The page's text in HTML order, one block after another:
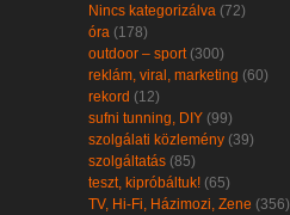
Nincs kategorizálva (72)
óra (178)
outdoor – sport(300)
reklám, viral, marketing (60)
rekord (12)
sufni tunning, DIY (99)
szolgálati közlemény (39)
szolgáltatás (85)
teszt, kipróbáltuk! (65)
TV, Hi-Fi, Házimozi, Zene (356)